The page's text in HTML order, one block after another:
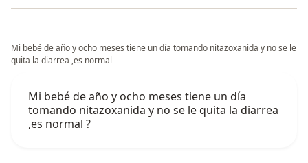
Mi bebé de año y ocho meses tiene un día tomando nitazoxanida y no se le
quita la diarrea ,es normal
Mi bebé de año y ocho meses tiene un día
tomando nitazoxanida y no se le quita la diarrea
,es normal ?